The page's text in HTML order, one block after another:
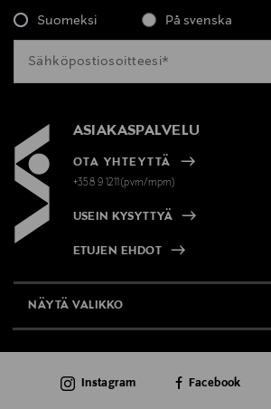
Suomeksi På svenska
ASIAKASPALVELU
OTA YHTEYTTÄ
+358 9 1211(pvm/mpm)
USEIN KYSYTTYÄ
ETUJEN EHDOT
NÄYTÄ VALIKKO
AJANKOHTAISTA
Instagram Facebook